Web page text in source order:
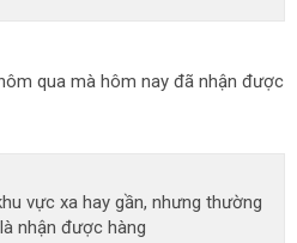
qua mà hôm nay đã nhận được
vực xa hay gần, nhưng thường
nhận được hàng